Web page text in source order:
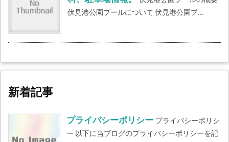
伏見港公園プールについて 伏見港公園プ...
新着記事
プライバシーポリシー プライバシーポリシ
ー 以下に当ブログのプライバシーポリシーを記